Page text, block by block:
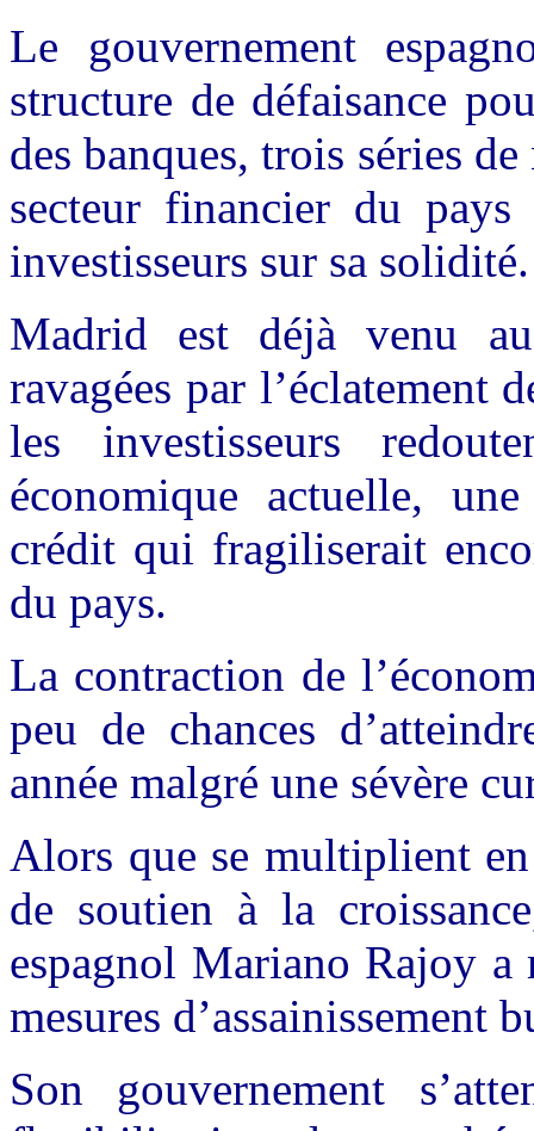
Le gouvernement
structure de défaisance
des banques, trois séries
secteur financier du
investisseurs sur sa solidité.
Madrid est déjà venu
ravagées par l’éclatement
les investisseurs
économique actuelle,
crédit qui fragiliserait
du pays.
La contraction de
peu de chances
année malgré une sévère
Alors que se multiplient en
de soutien à la
espagnol Mariano Rajoy a
mesures d’assainissement
Son gouvernement